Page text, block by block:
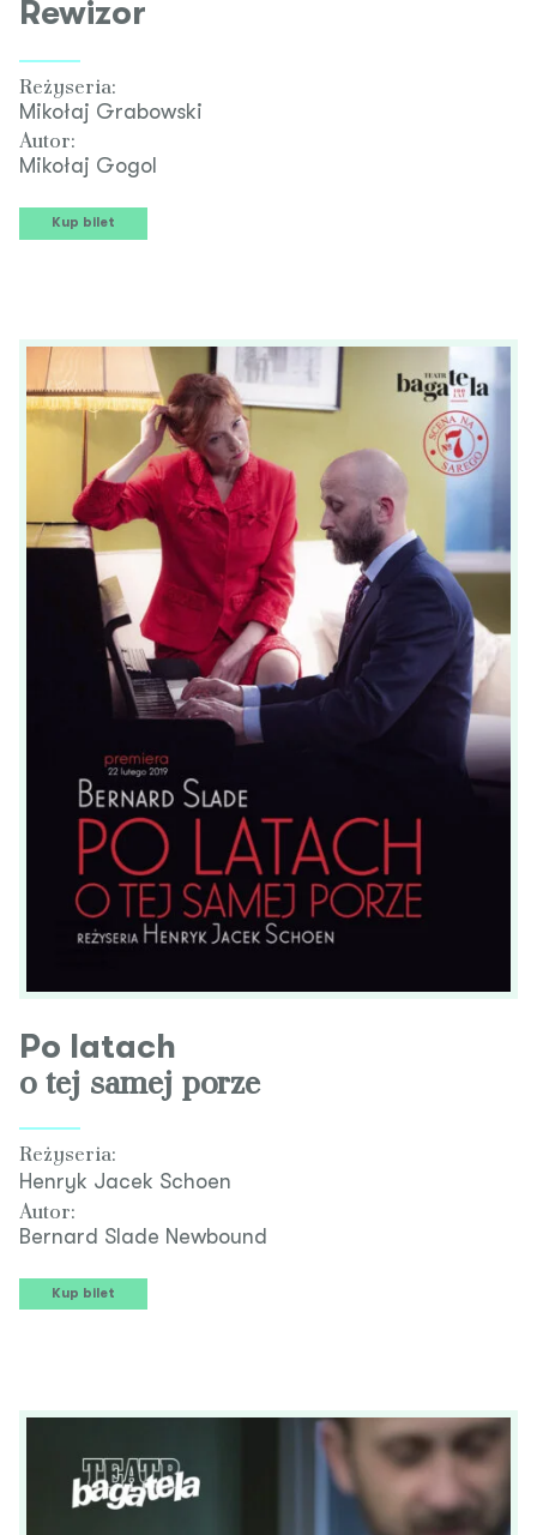
Rewizor
Reżyseria:
Mikołaj Grabowski
Autor:
Mikołaj Gogol
Kup bilet
Po latach
o tej samej porze
Reżyseria:
Henryk Jacek Schoen
Autor:
Bernard Slade Newbound
Kup bilet